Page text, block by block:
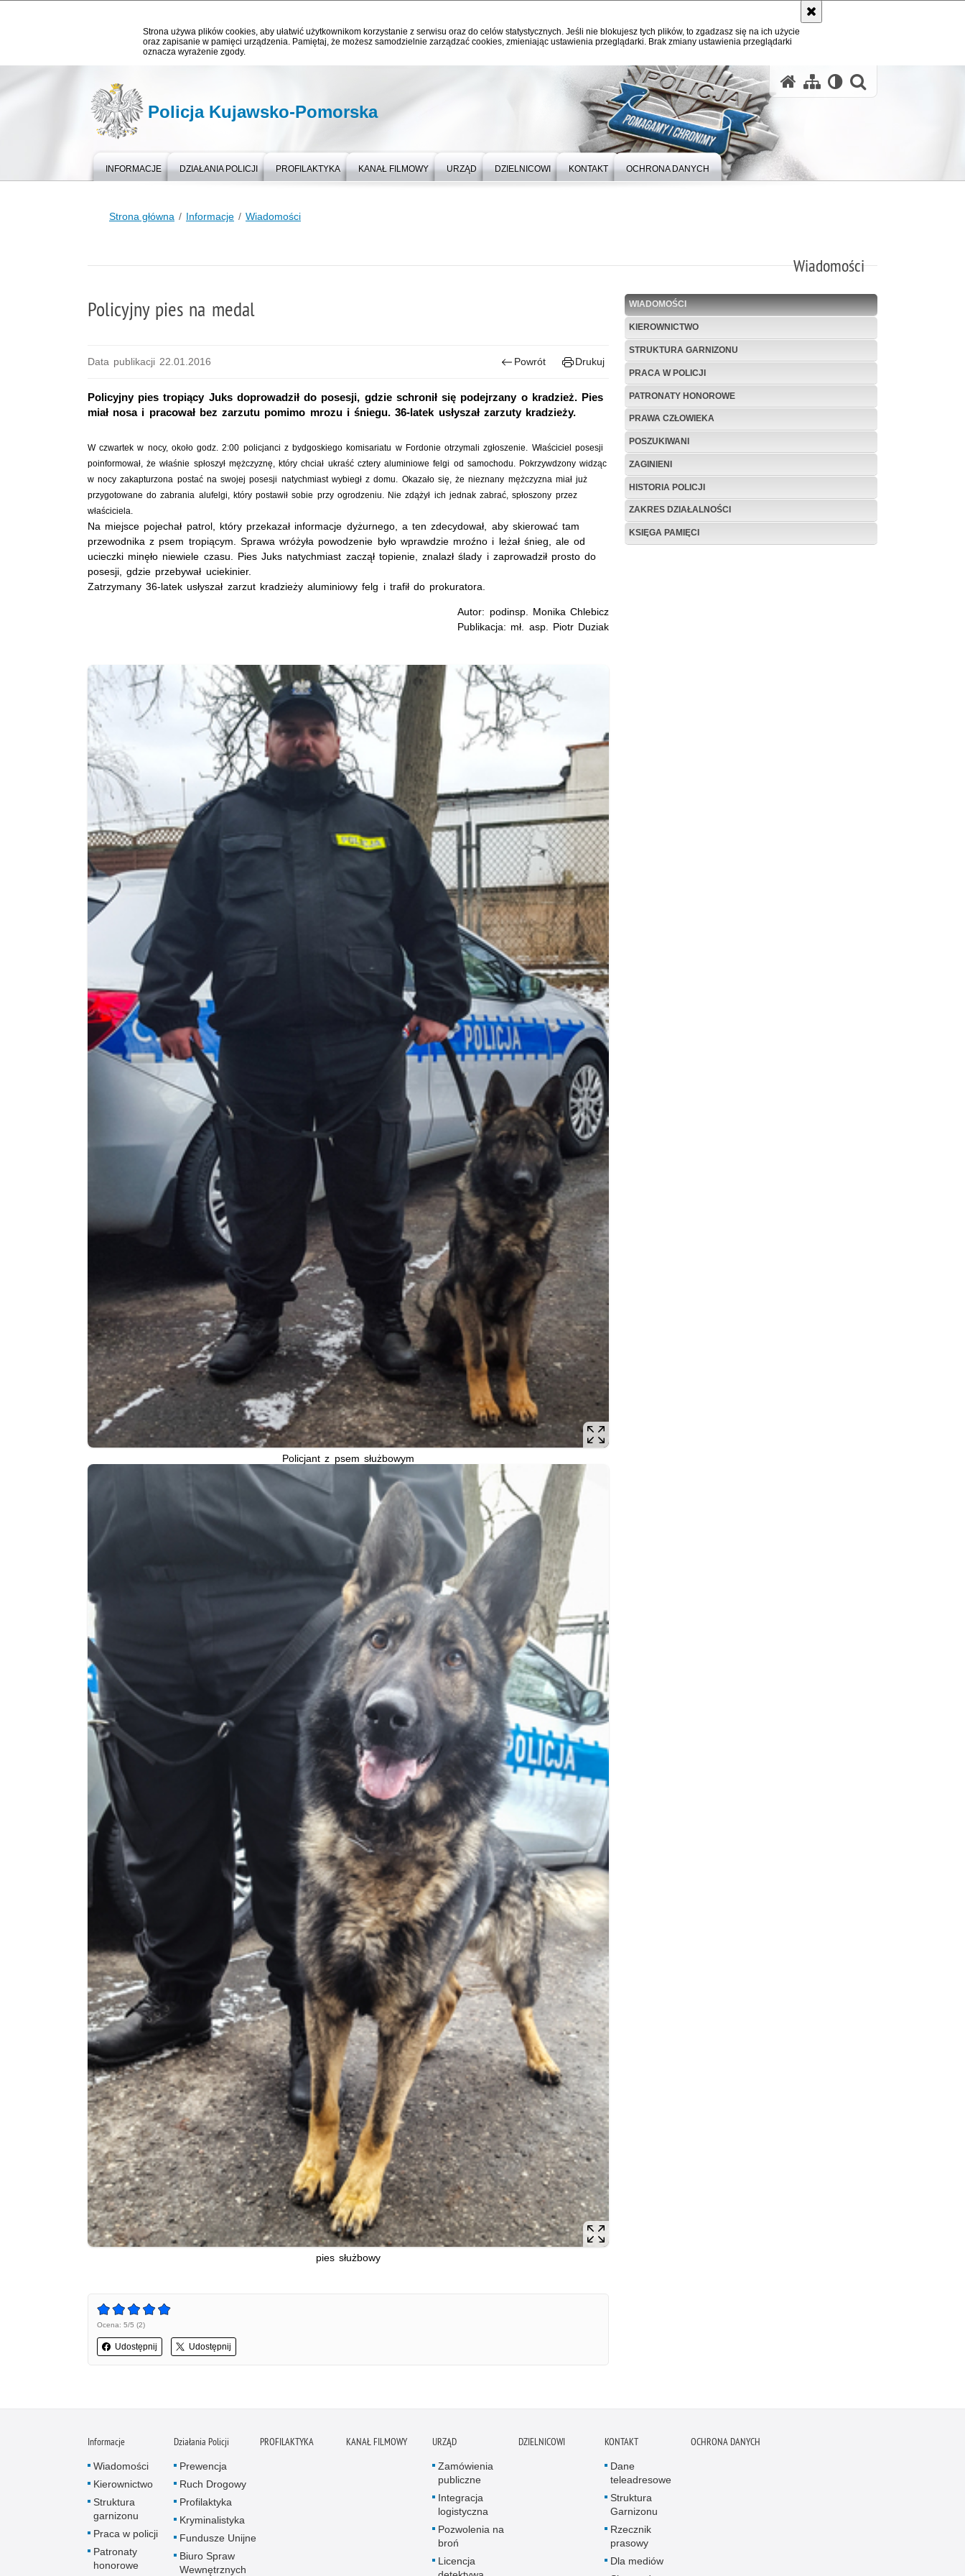
Strona używa plików cookies, aby ułatwić użytkownikom korzystanie z serwisu oraz do celów statystycznych. Jeśli nie blokujesz tych plików, to zgadzasz się na ich użycie
oraz zapisanie w pamięci urządzenia. Pamiętaj, że możesz samodzielnie zarządzać cookies, zmieniając ustawienia przeglądarki. Brak zmiany ustawienia przeglądarki
oznacza wyrażenie zgody.
Policja Kujawsko-Pomorska
INFORMACJE DZIAŁANIA POLICJI PROFILAKTYKA KANAŁ FILMOWY URZĄD DZIELNICOWI KONTAKT OCHRONA DANYCH
Strona główna Informacje Wiadomości
Wiadomości
Policyjny pies na medal
Data publikacji 22.01.2016 Powrót Drukuj
Policyjny pies tropiący Juks doprowadził do posesji, gdzie schronił się podejrzany o kradzież. Pies
miał nosa i pracował bez zarzutu pomimo mrozu i śniegu. 36-latek usłyszał zarzuty kradzieży.
W czwartek w nocy, około godz. 2:00 policjanci z bydgoskiego komisariatu w Fordonie otrzymali zgłoszenie. Właściciel posesji
poinformował, że właśnie spłoszył mężczyznę, który chciał ukraść cztery aluminiowe felgi od samochodu. Pokrzywdzony widząc
w nocy zakapturzona postać na swojej posesji natychmiast wybiegł z domu. Okazało się, że nieznany mężczyzna miał już
przygotowane do zabrania alufelgi, który postawił sobie przy ogrodzeniu. Nie zdążył ich jednak zabrać, spłoszony przez
właściciela.
Na miejsce pojechał patrol, który przekazał informacje dyżurnego, a ten zdecydował, aby skierować tam
przewodnika z psem tropiącym. Sprawa wróżyła powodzenie było wprawdzie mroźno i leżał śnieg, ale od
ucieczki minęło niewiele czasu. Pies Juks natychmiast zaczął topienie, znalazł ślady i zaprowadził prosto do
posesji, gdzie przebywał uciekinier.
Zatrzymany 36-latek usłyszał zarzut kradzieży aluminiowy felg i trafił do prokuratora.
Autor: podinsp. Monika Chlebicz
Publikacja: mł. asp. Piotr Duziak
Policjant z psem służbowym
pies służbowy
Ocena: 5/5 (2)
Udostępnij Udostępnij
WIADOMOŚCI
KIEROWNICTWO
STRUKTURA GARNIZONU
PRACA W POLICJI
PATRONATY HONOROWE
PRAWA CZŁOWIEKA
POSZUKIWANI
ZAGINIENI
HISTORIA POLICJI
ZAKRES DZIAŁALNOŚCI
KSIĘGA PAMIĘCI
Informacje
Wiadomości
Kierownictwo
Struktura
garnizonu
Praca w policji
Patronaty
honorowe
Działania Policji
Prewencja
Ruch Drogowy
Profilaktyka
Kryminalistyka
Fundusze Unijne
Biuro Spraw
Wewnętrznych
PROFILAKTYKA KANAŁ FILMOWY URZĄD
Zamówienia
publiczne
Integracja
logistyczna
Pozwolenia na
broń
Licencja
DZIELNICOWI KONTAKT
Dane
teleadresowe
Struktura
Garnizonu
Rzecznik
prasowy
Dla mediów
OCHRONA DANYCH